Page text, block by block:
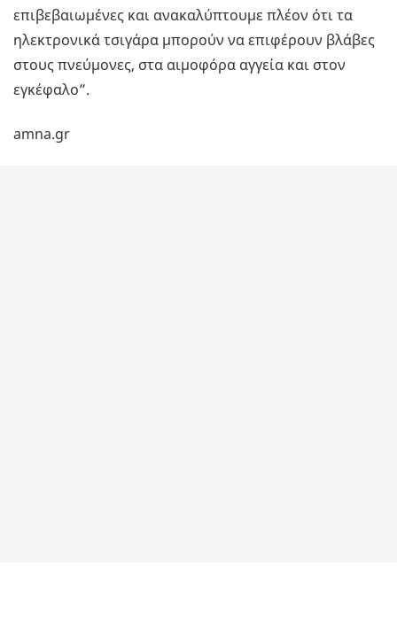
επιβεβαιωμένες και ανακαλύπτουμε πλέον ότι τα
ηλεκτρονικά τσιγάρα μπορούν να επιφέρουν βλάβες
στους πνεύμονες, στα αιμοφόρα αγγεία και στον
εγκέφαλο”.
amna.gr